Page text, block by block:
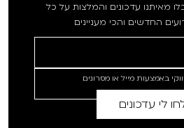
מאיתנו עדכונים והמלצות על כל
החדשים והכי מעניינים
באמצעות מייל או מסרונים